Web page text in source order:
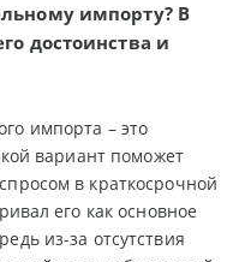
импорту? В
достоинства и
импорта – это
вариант поможет
в краткосрочной
его как основное
из-за отсутствия